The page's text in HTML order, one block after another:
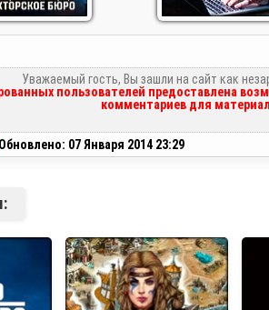
Уважаемый гость, Вы зашли на сайт как
пользователей предоставлена
комментариев для
Обновлено: 07 Января 2014 23:29